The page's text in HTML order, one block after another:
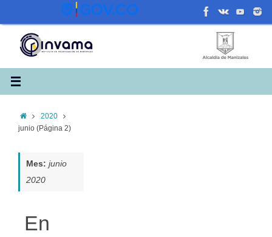
contenido
Inicio2020
junio (Página 2)
Mes: junio
2020
En